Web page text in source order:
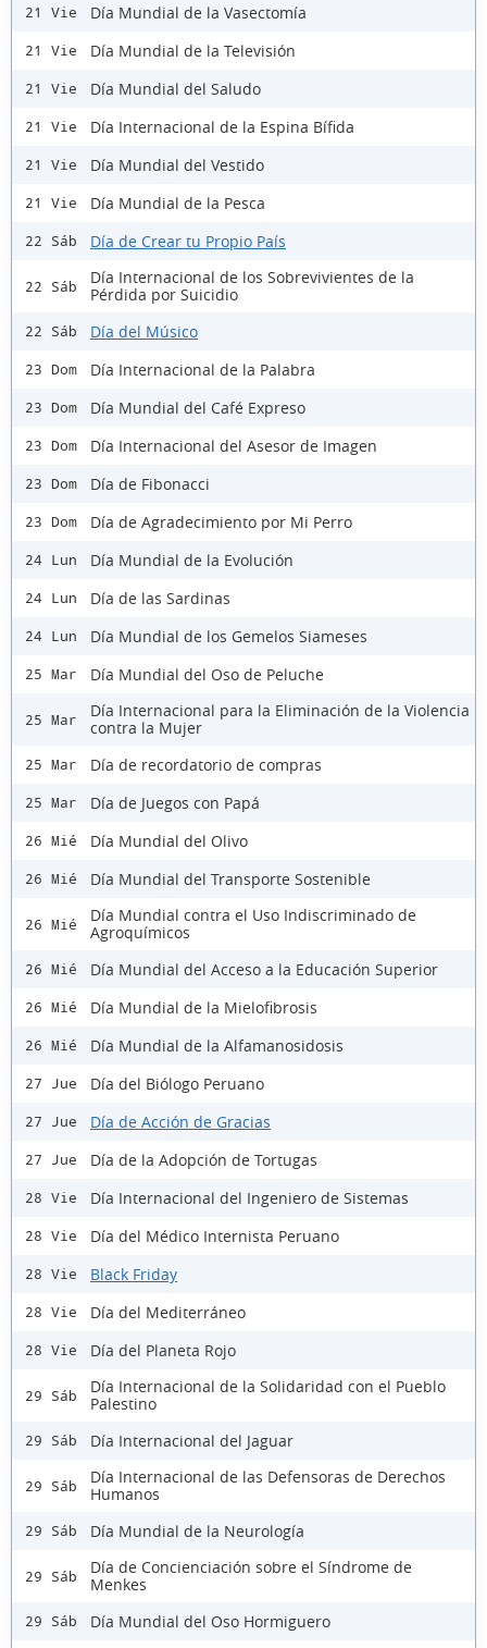
21 Vie Día Mundial de la Vasectomía
21 Vie Día Mundial de la Televisión
21 Vie Día Mundial del Saludo
21 Vie Día Internacional de la Espina Bífida
21 Vie Día Mundial del Vestido
21 Vie Día Mundial de la Pesca
22 Sáb Día de Crear tu Propio País
22 Sáb
Día Internacional de los Sobrevivientes de la
Pérdida por Suicidio
22 Sáb Día del Músico
23 Dom Día Internacional de la Palabra
23 Dom Día Mundial del Café Expreso
23 Dom Día Internacional del Asesor de Imagen
23 Dom Día de Fibonacci
23 Dom Día de Agradecimiento por Mi Perro
24 Lun Día Mundial de la Evolución
24 Lun Día de las Sardinas
24 Lun Día Mundial de los Gemelos Siameses
25 Mar Día Mundial del Oso de Peluche
25 Mar
Día Internacional para la Eliminación de la Violencia
contra la Mujer
25 Mar Día de recordatorio de compras
25 Mar Día de Juegos con Papá
26 Mié Día Mundial del Olivo
26 Mié Día Mundial del Transporte Sostenible
26 Mié
Día Mundial contra el Uso Indiscriminado de
Agroquímicos
26 Mié Día Mundial del Acceso a la Educación Superior
26 Mié Día Mundial de la Mielofibrosis
26 Mié Día Mundial de la Alfamanosidosis
27 Jue Día del Biólogo Peruano
27 Jue Día de Acción de Gracias
27 Jue Día de la Adopción de Tortugas
28 Vie Día Internacional del Ingeniero de Sistemas
28 Vie Día del Médico Internista Peruano
28 Vie Black Friday
28 Vie Día del Mediterráneo
28 Vie Día del Planeta Rojo
29 Sáb
Día Internacional de la Solidaridad con el Pueblo
Palestino
29 Sáb Día Internacional del Jaguar
29 Sáb
Día Internacional de las Defensoras de Derechos
Humanos
29 Sáb Día Mundial de la Neurología
29 Sáb
Día de Concienciación sobre el Síndrome de
Menkes
29 Sáb
Día Mundial del Oso Hormiguero